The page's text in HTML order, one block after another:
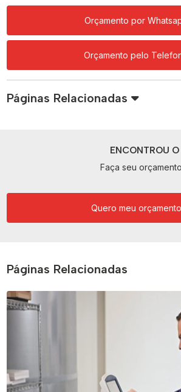
Orçamento por
Orçamento pelo
Páginas Relacionadas
ENCONTROU
Faça seu
Quero meu orçamento
Páginas Relacionadas